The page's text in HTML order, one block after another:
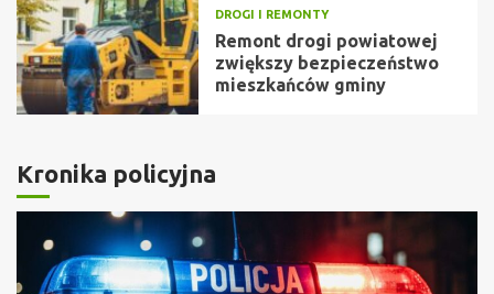
DROGI I REMONTY
Remont drogi powiatowej
zwiększy bezpieczeństwo
mieszkańców gminy
Kronika policyjna